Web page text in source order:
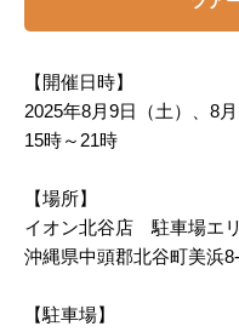
【開催日時】
2025年8月9日（土）、8月
15時～21時
【場所】
イオン北谷店 駐車場エ
沖縄県中頭郡北谷町美浜
【駐車場】